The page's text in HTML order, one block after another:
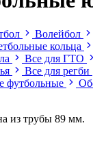
Волейбол
кольца
Все для ГТО
Все для регби
футбольные
из трубы 89 мм.